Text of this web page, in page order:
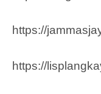
https://
https://